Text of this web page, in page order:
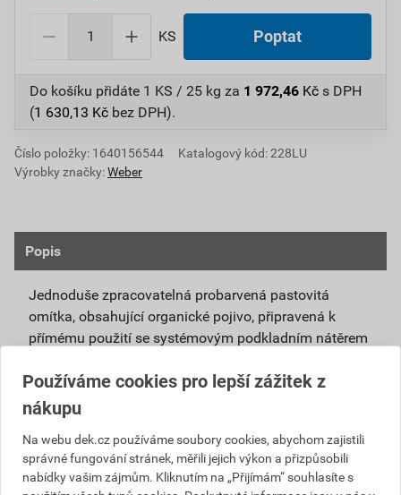
KS Poptat
Do košíku přidáte 1 KS / 25 kg za 1 972,46 Kč s DPH
(1 630,13 Kč bez DPH).
Číslo položky: 1640156544
Katalogový kód: 228LU
Výrobky značky:Weber
Popis
Jednoduše zpracovatelná probarvená pastovitá
omítka, obsahující organické pojivo, připravená k
přímému použití se systémovým podkladním nátěrem
Vlivem ochlazování vnějšího souvrství
zateplovacích systémů v nočních hodinách,
dochází ke kondenzaci vody na povrchu, která
vytváří živnou půdu pro růst nevzhledných řas.
Povrch omítky weberpas aquaBalance dokáže
Používáme cookies pro lepší zážitek z
nákupu
Na webu dek.cz používáme soubory cookies, abychom zajistili
správné fungování stránek, měřili jejich výkon a přizpůsobili
nabídky vašim zájmům. Kliknutím na „Přijímám“ souhlasíte s